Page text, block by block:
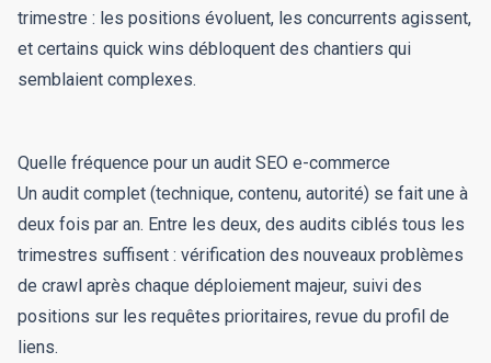
trimestre : les positions évoluent, les concurrents agissent,
et certains quick wins débloquent des chantiers qui
semblaient complexes.
Quelle fréquence pour un audit SEO e-commerce
Un audit complet (technique, contenu, autorité) se fait une à
deux fois par an. Entre les deux, des audits ciblés tous les
trimestres suffisent : vérification des nouveaux problèmes
de crawl après chaque déploiement majeur, suivi des
positions sur les requêtes prioritaires, revue du profil de
liens.